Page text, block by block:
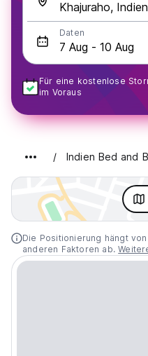
Daten
Für eine kostenlose
im Voraus
Indien Bed and
Die Positionierung hängt
anderen Faktoren ab.